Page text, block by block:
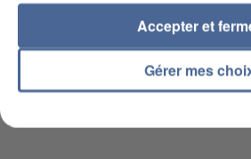
COULÉE DE BOUE EN HAUTE-
Gérer mes
Accepter et